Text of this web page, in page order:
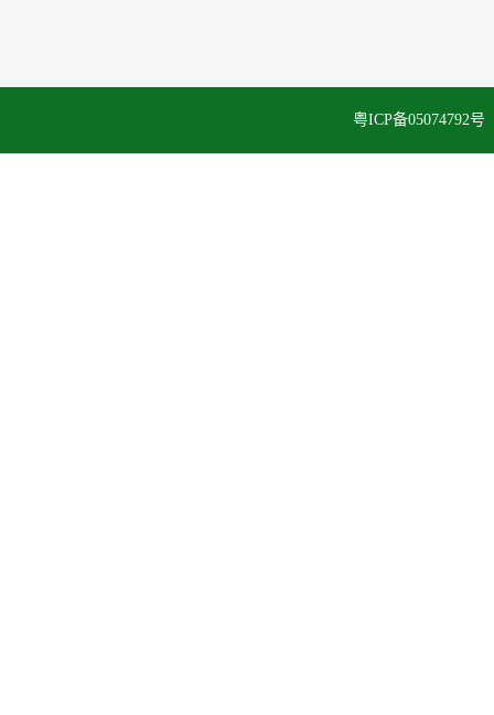
粤ICP备05074792